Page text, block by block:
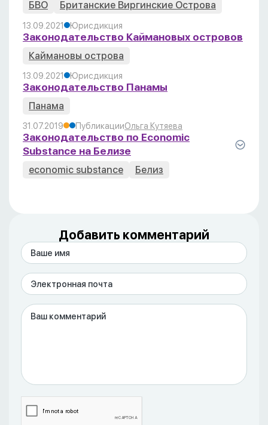
БВО Британские Виргинские Острова
13.09.2021 Юрисдикция
Законодательство Каймановых островов
Каймановы острова
13.09.2021 Юрисдикция
Законодательство Панамы
Панама
31.07.2019 ПубликацииОльга Кутяева
Законодательство по Economic
Substance на Белизе
economic substance Белиз
Добавить комментарий